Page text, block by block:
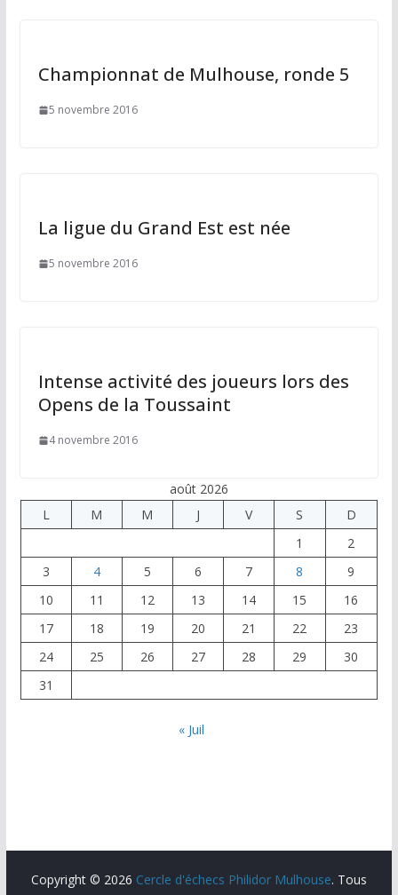
Championnat de Mulhouse, ronde 5
5 novembre 2016
La ligue du Grand Est est née
5 novembre 2016
Intense activité des joueurs lors des
Opens de la Toussaint
4 novembre 2016
août 2026
L
M M J V S
D
1
2
3
4 5 6 7 8
9
10
11 12 13 14 15
16
17
18 19 20 21 22
23
24
25 26 27 28 29
30
31
« Juil
Copyright © 2026 Cercle d'échecs Philidor Mulhouse. Tous